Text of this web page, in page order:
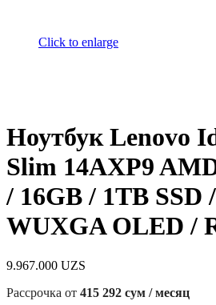
Click to enlarge
Ноутбук Lenovo
Slim 14AXP9
/ 16GB / 1TB SSD
WUXGA OLED /
9.967.000 UZS
Рассрочка от 415 292 сум / месяц